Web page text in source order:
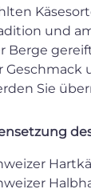
und
Berge
Geschmack
Sie